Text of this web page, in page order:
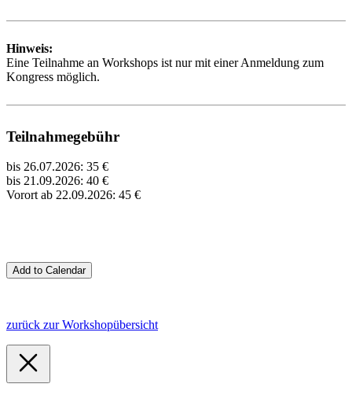
Hinweis:
Eine Teilnahme an Workshops ist nur mit einer Anmeldung zum
Kongress möglich.
Teilnahmegebühr
bis 26.07.2026: 35 €
bis 21.09.2026: 40 €
Vorort ab 22.09.2026: 45 €
zurück zur Workshopübersicht